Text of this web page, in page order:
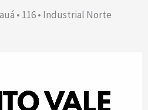
• 116 • Industrial Norte